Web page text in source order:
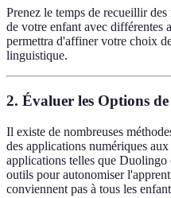
Prenez le temps de recueillir des
de votre enfant avec différentes
permettra d'affiner votre choix
linguistique.
2. Évaluer les Options
Il existe de nombreuses
des applications numériques
applications telles que
outils pour autonomiser
conviennent pas à tous les